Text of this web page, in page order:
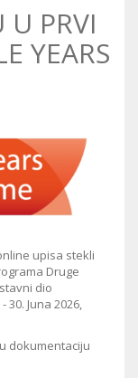
U PRVI
YEARS
upisa stekli
Druge
dio
Juna 2026,
dokumentaciju